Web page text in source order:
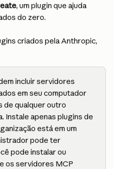
, um plugin que ajuda
do zero.
criados pela Anthropic,
incluir servidores
em seu computador
de qualquer outro
Instale apenas plugins de
está em um
pode ter
pode instalar ou
os servidores MCP